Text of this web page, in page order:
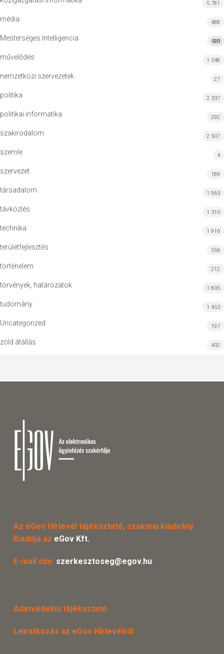
5 781
média 488
Mesterséges Intelligencia MI
420
művelődés 1 548
nemzetközi szervezetek 27
politika 2 337
politikai informatika 292
szakirodalom 2 507
szemle 4
szervezet 189
társadalom 1 963
távközlés 1 310
technika 1 916
területfejlesztés 556
történelem 212
törvények, határozatok 1 805
tudomány 1 453
Uncategorized 197
zöld átállás 402
Az eGov Hírlevél tájékoztató, szakmai kiadvány.
Kiadója az eGov Kft.
E-mail cím: szerkesztoseg@egov.hu
Adatvédelmi tájékoztató
Leiratkozás az eGov Hírlevélről